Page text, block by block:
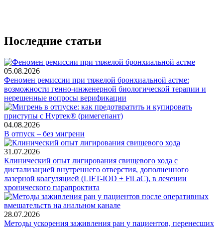
Последние статьи
05.08.2026
Феномен ремиссии при тяжелой бронхиальной астме:
возможности генно-инженерной биологической терапии и
нерешенные вопросы верификации
04.08.2026
В отпуск – без мигрени
31.07.2026
Клинический опыт лигирования свищевого хода с
дистализацией внутреннего отверстия, дополненного
лазерной коагуляцией (LIFT-IOD + FiLaC), в лечении
хронического парапроктита
28.07.2026
Методы ускорения заживления ран у пациентов, перенесших